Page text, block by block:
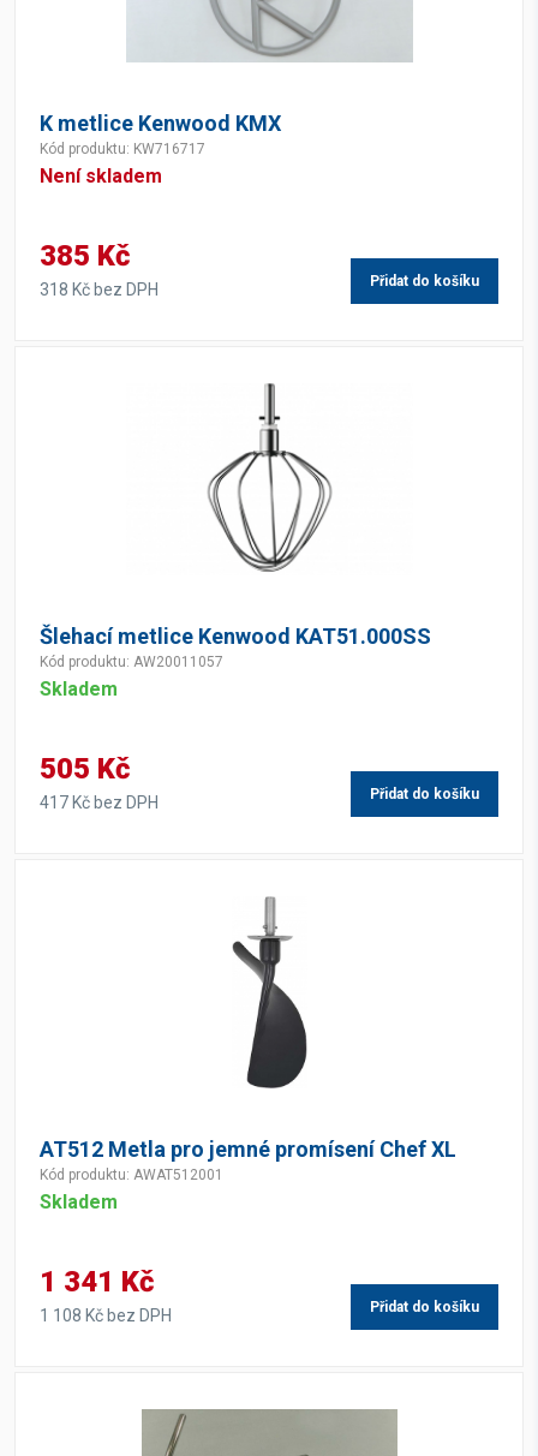
K metlice Kenwood KMX
Kód produktu: KW716717
Není skladem
385 Kč
318 Kč bez DPH Přidat do košíku
Šlehací metlice Kenwood KAT51.000SS
Kód produktu: AW20011057
Skladem
505 Kč
417 Kč bez DPH Přidat do košíku
AT512 Metla pro jemné promísení Chef XL
Kód produktu: AWAT512001
Skladem
1 341 Kč
1 108 Kč bez DPH Přidat do košíku